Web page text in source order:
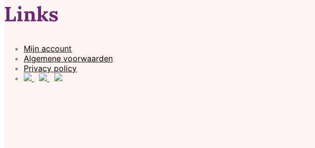
Links
Mijn account
Algemene voorwaarden
Privacy policy